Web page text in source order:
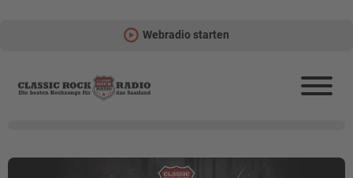
Webradio starten